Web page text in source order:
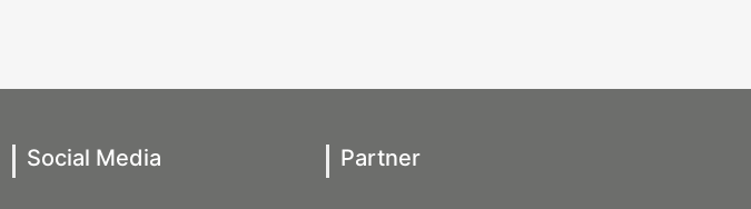
Social Media Partner